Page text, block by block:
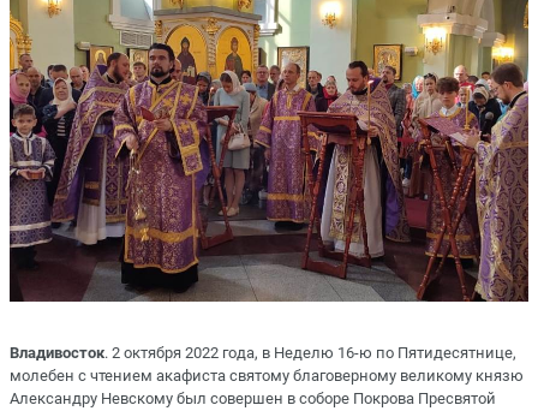
Владивосток. 2 октября 2022 года, в Неделю 16-ю по Пятидесятнице,
молебен с чтением акафиста святому благоверному великому князю
Александру Невскому был совершен в соборе Покрова Пресвятой